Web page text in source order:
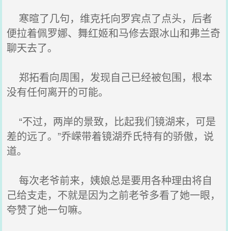
寒暄了几句，维克托向罗宾点了点头，后者
便拉着佩罗娜、舞红姬和马修去跟冰山和弗兰奇
聊天去了。
郑拓看向周围，发现自己已经被包围，根本
没有任何离开的可能。
“不过，两岸的景致，比起我们镜湖来，可是
差的远了。”乔嵘带着镜湖乔氏特有的骄傲，说
道。
每次老爷前来，姨娘总是要用各种理由将自
己给支走，不就是因为之前老爷多看了她一眼，
夸赞了她一句嘛。